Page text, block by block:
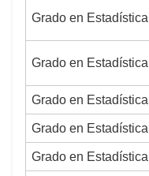
Grado en Estadística
Grado en Estadística
Grado en Estadística
Grado en Estadística
Grado en Estadística